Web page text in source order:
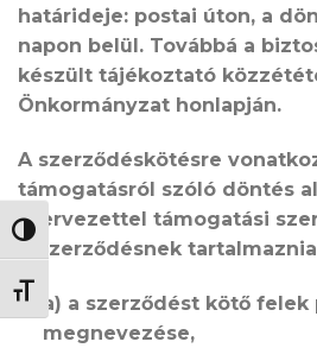
NAGY KONTRASZT VÁLTÁSA
BETŰMÉRET VÁLTÁSA
határideje: postai úton, a
napon belül. Továbbá a
készült tájékoztató
Önkormányzat honlapján.
A szerződéskötésre
támogatásról szóló döntés
szervezettel támogatási
A szerződésnek
a) a szerződést kötő felek
megnevezése,